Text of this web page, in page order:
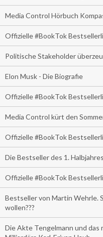
Media Control Hörbuch
Offizielle #BookTok
Politische Stakeholder
Elon Musk - Die Biografie
Offizielle #BookTok
Media Control kürt den
Offizielle #BookTok
Die Bestseller des 1.
Offizielle #BookTok
Bestseller von Martin Wehrle.
wollen???
Die Akte Tengelmann und